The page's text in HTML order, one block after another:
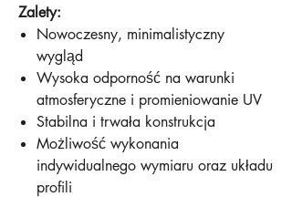
Zalety:
Nowoczesny, minimalistyczny
wygląd
Wysoka odporność na warunki
atmosferyczne i promieniowanie UV
Stabilna i trwała konstrukcja
Możliwość wykonania
indywidualnego wymiaru oraz układu
profili